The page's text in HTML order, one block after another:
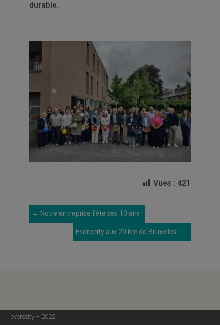
durable.
Vues : 421
← Notre entreprise fête ses 10 ans !
Everecity aux 20 km de Bruxelles ! →
everecity – 2022